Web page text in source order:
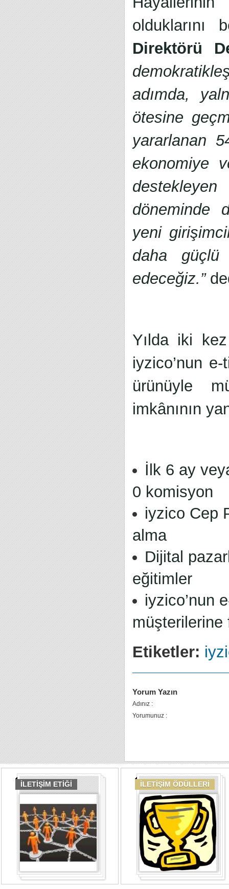
olduklarını
Direktörü
adımda,
ötesine
yararlanan
ekonomiye
döneminde
yeni
daha güçlü
edeceğiz.”
Yılda iki
iyzico’nun
ürünüyle
imkânının
İlk 6 ay
0 komisyon
iyzico Cep
alma
Dijital
eğitimler
iyzico’nun
müşterilerine
Etiketler:
Yorum Yazın
Adınız :
Yorumunuz :
İLETİŞİM ETİĞİ İLETİŞİM ÖDÜLLERİ